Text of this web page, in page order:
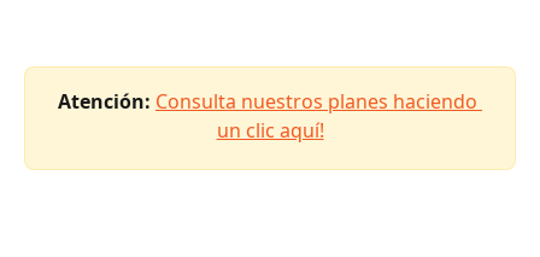
Atención: Consulta nuestros planes haciendo
un clic aquí!